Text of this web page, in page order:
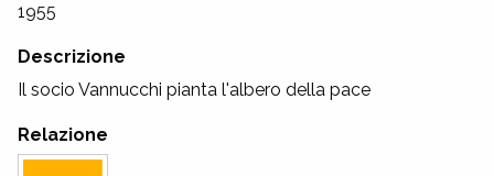
1955
Descrizione
Il socio Vannucchi pianta l'albero della pace
Relazione